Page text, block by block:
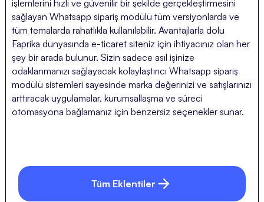
işlemlerini hızlı ve güvenilir bir şekilde gerçekleştirmesini
sağlayan Whatsapp sipariş modülü tüm versiyonlarda ve
tüm temalarda rahatlıkla kullanılabilir. Avantajlarla dolu
Faprika dünyasında e-ticaret siteniz için ihtiyacınız olan her
şey bir arada bulunur. Sizin sadece asıl işinize
odaklanmanızı sağlayacak kolaylaştırıcı Whatsapp sipariş
modülü sistemleri sayesinde marka değerinizi ve satışlarınızı
arttıracak uygulamalar, kurumsallaşma ve süreci
otomasyona bağlamanız için benzersiz seçenekler sunar.
Tüm Eklentiler